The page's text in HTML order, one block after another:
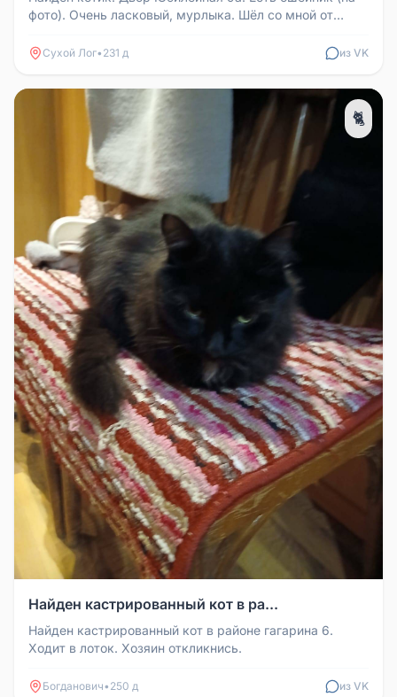
фото). Очень ласковый, мурлыка. Шёл со мной от
Сухой Лог• 231 д из VK
🐈
Найден кастрированный кот в ра...
Найден кастрированный кот в районе гагарина 6.
Ходит в лоток. Хозяин откликнись.
Богданович• 250 д из VK